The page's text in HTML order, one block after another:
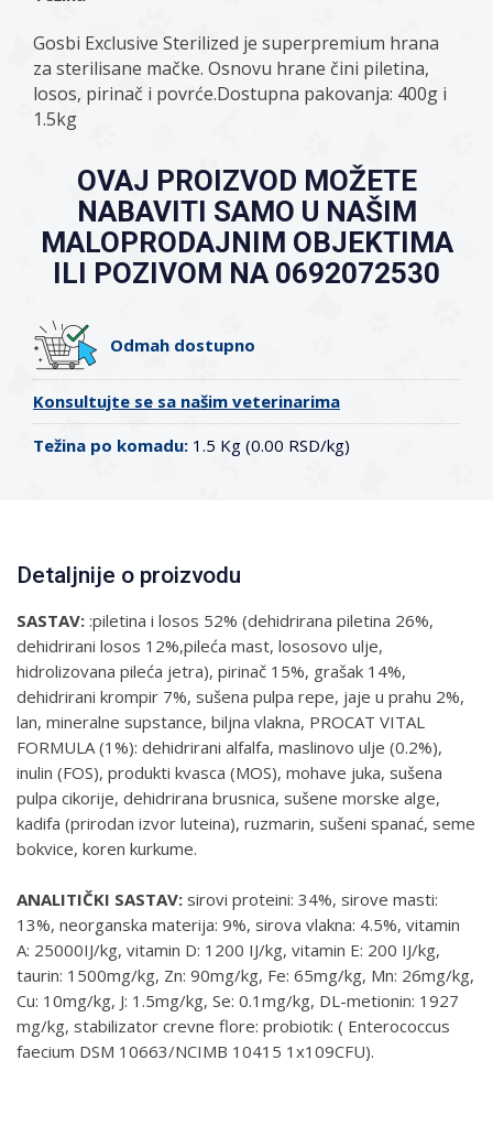
Gosbi Exclusive Sterilized je superpremium hrana
za sterilisane mačke. Osnovu hrane čini piletina,
losos, pirinač i povrće.Dostupna pakovanja: 400g i
1.5kg
OVAJ PROIZVOD MOŽETE
NABAVITI SAMO U NAŠIM
MALOPRODAJNIM OBJEKTIMA
ILI POZIVOM NA 0692072530
Odmah dostupno
Konsultujte se sa našim veterinarima
Težina po komadu: 1.5 Kg (0.00 RSD/kg)
Detaljnije o proizvodu
SASTAV: :piletina i losos 52% (dehidrirana piletina 26%,
dehidrirani losos 12%,pileća mast, lososovo ulje,
hidrolizovana pileća jetra), pirinač 15%, grašak 14%,
dehidrirani krompir 7%, sušena pulpa repe, jaje u prahu 2%,
lan, mineralne supstance, biljna vlakna, PROCAT VITAL
FORMULA (1%): dehidrirani alfalfa, maslinovo ulje (0.2%),
inulin (FOS), produkti kvasca (MOS), mohave juka, sušena
pulpa cikorije, dehidrirana brusnica, sušene morske alge,
kadifa (prirodan izvor luteina), ruzmarin, sušeni spanać, seme
bokvice, koren kurkume.
ANALITIČKI SASTAV: sirovi proteini: 34%, sirove masti:
13%, neorganska materija: 9%, sirova vlakna: 4.5%, vitamin
A: 25000IJ/kg, vitamin D: 1200 IJ/kg, vitamin E: 200 IJ/kg,
taurin: 1500mg/kg, Zn: 90mg/kg, Fe: 65mg/kg, Mn: 26mg/kg,
Cu: 10mg/kg, J: 1.5mg/kg, Se: 0.1mg/kg, DL-metionin: 1927
mg/kg, stabilizator crevne flore: probiotik: ( Enterococcus
faecium DSM 10663/NCIMB 10415 1x109CFU).